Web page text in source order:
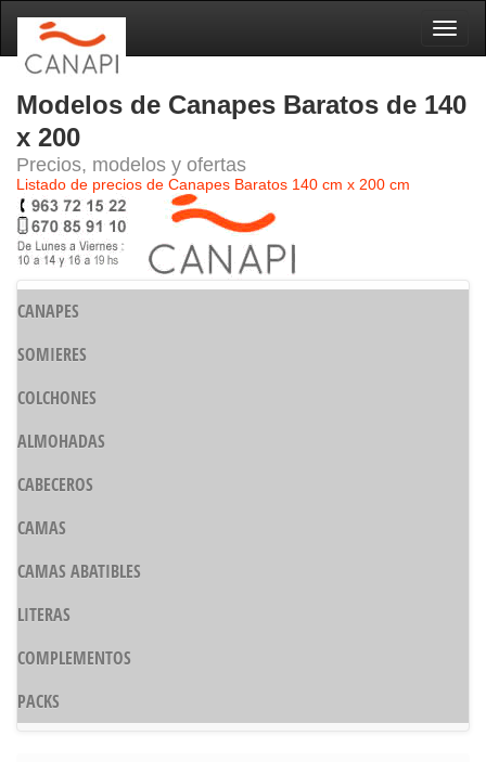
Modelos de Canapes Baratos de 140
x 200
Precios, modelos y ofertas
Listado de precios de Canapes Baratos 140 cm x 200 cm
CANAPES
SOMIERES
COLCHONES
ALMOHADAS
CABECEROS
CAMAS
CAMAS ABATIBLES
LITERAS
COMPLEMENTOS
PACKS